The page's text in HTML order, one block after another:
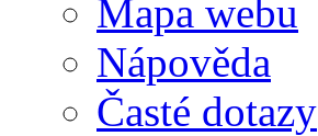
Mapa webu
Nápověda
Časté dotazy